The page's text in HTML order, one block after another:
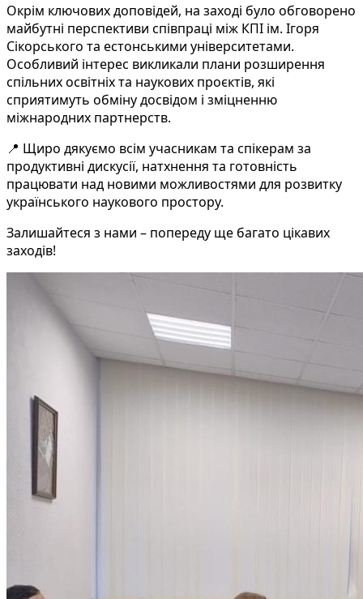
Окрім ключових доповідей, на заході було обговорено
майбутні перспективи співпраці між КПІ ім. Ігоря
Сікорського та естонськими університетами.
Особливий інтерес викликали плани розширення
спільних освітніх та наукових проєктів, які
сприятимуть обміну досвідом і зміцненню
міжнародних партнерств.
📍 Щиро дякуємо всім учасникам та спікерам за
продуктивні дискусії, натхнення та готовність
працювати над новими можливостями для розвитку
українського наукового простору.
Залишайтеся з нами – попереду ще багато цікавих
заходів!